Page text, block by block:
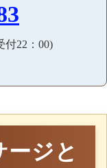
付22：00)
ジと